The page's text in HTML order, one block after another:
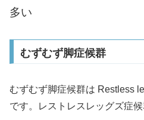
多い
むずむず脚症候群
むずむず脚症候群は Restless
です。レストレスレッグズ症候